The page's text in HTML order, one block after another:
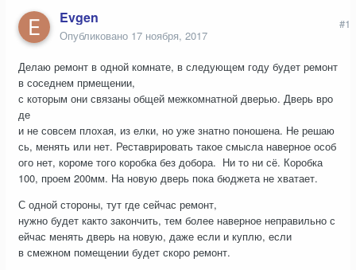
Evgen
Опубликовано 17 ноября, 2017
#1
Делаю ремонт в одной комнате, в следующем году будет ремонт
в соседнем прмещении,
с которым они связаны общей межкомнатной дверью. Дверь вро
де
и не совсем плохая, из елки, но уже знатно поношена. Не решаю
сь, менять или нет. Реставрировать такое смысла наверное особ
ого нет, короме того коробка без добора. Ни то ни сё. Коробка
100, проем 200мм. На новую дверь пока бюджета не хватает.
С одной стороны, тут где сейчас ремонт,
нужно будет както закончить, тем более наверное неправильно с
ейчас менять дверь на новую, даже если и куплю, если
в смежном помещении будет скоро ремонт.